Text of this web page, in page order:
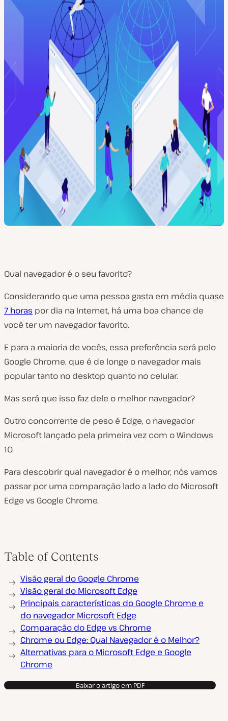
Qual navegador é o seu favorito?
Considerando que uma pessoa gasta em média quase
7 horas por dia na Internet, há uma boa chance de
você ter um navegador favorito.
E para a maioria de vocês, essa preferência será pelo
Google Chrome, que é de longe o navegador mais
popular tanto no desktop quanto no celular.
Mas será que isso faz dele o melhor navegador?
Outro concorrente de peso é Edge, o navegador
Microsoft lançado pela primeira vez com o Windows
10.
Para descobrir qual navegador é o melhor, nós vamos
passar por uma comparação lado a lado do Microsoft
Edge vs Google Chrome.
Table of Contents
Visão geral do Google Chrome
Visão geral do Microsoft Edge
Principais características do Google Chrome e
do navegador Microsoft Edge
Comparação do Edge vs Chrome
Chrome ou Edge: Qual Navegador é o Melhor?
Alternativas para o Microsoft Edge e Google
Chrome
Baixar o artigo em PDF